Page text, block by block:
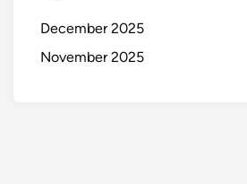
December 2025
November 2025